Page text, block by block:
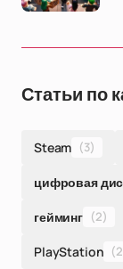
Статьи по
Steam (3)
цифровая
гейминг (2)
PlayStation